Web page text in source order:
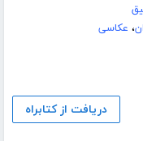
، عکاسی
دریافت از کتابراه